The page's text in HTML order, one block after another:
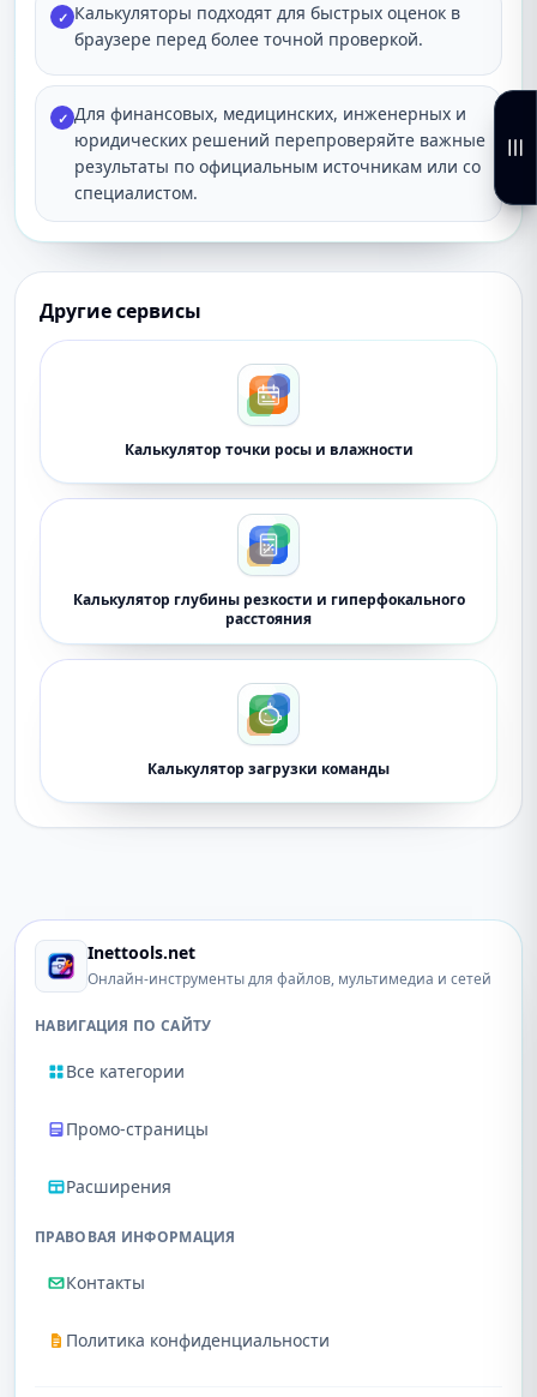
✓ Калькуляторы подходят для быстрых оценок в
браузере перед более точной проверкой.
✓ Для финансовых, медицинских, инженерных и
юридических решений перепроверяйте важные
результаты по официальным источникам или со
специалистом.
Другие сервисы
Калькулятор точки росы и влажности
Калькулятор глубины резкости и гиперфокального
расстояния
Калькулятор загрузки команды
Inettools.net
Онлайн-инструменты для файлов, мультимедиа и сетей
НАВИГАЦИЯ ПО САЙТУ
Все категории
Промо-страницы
Расширения
ПРАВОВАЯ ИНФОРМАЦИЯ
Контакты
Политика конфиденциальности